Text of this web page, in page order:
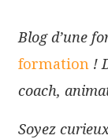
Blog d’une
formation!
coach,
Soyez